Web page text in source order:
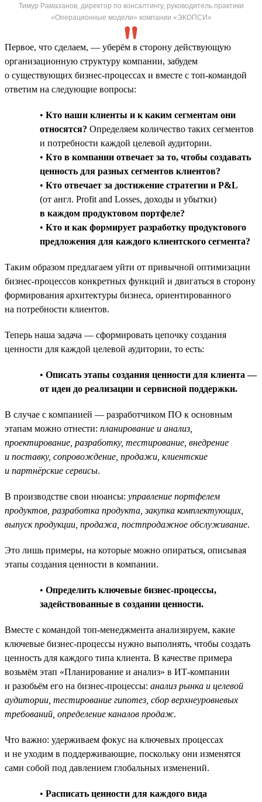
Тимур Рамазанов, директор по консалтингу, руководитель практики
«Операционные модели» компании «ЭКОПСИ»
Первое, что сделаем, — уберём в сторону действующую
организационную структуру компании, забудем
о существующих бизнес-процессах и вместе с топ-командой
ответим на следующие вопросы:
• Кто наши клиенты и к каким сегментам они
относятся? Определяем количество таких сегментов
и потребности каждой целевой аудитории.
• Кто в компании отвечает за то, чтобы создавать
ценность для разных сегментов клиентов?
• Кто отвечает за достижение стратегии и P&L
(от англ. Profit and Losses, доходы и убытки)
в каждом продуктовом портфеле?
• Кто и как формирует разработку продуктового
предложения для каждого клиентского сегмента?
Таким образом предлагаем уйти от привычной оптимизации
бизнес-процессов конкретных функций и двигаться в сторону
формирования архитектуры бизнеса, ориентированного
на потребности клиентов.
Теперь наша задача — сформировать цепочку создания
ценности для каждой целевой аудитории, то есть:
• Описать этапы создания ценности для клиента —
от идеи до реализации и сервисной поддержки.
В случае с компанией — разработчиком ПО к основным
этапам можно отнести: планирование и анализ,
проектирование, разработку, тестирование, внедрение
и поставку, сопровождение, продажи, клиентские
и партнёрские сервисы.
В производстве свои нюансы: управление портфелем
продуктов, разработка продукта, закупка комплектующих,
выпуск продукции, продажа, постпродажное обслуживание.
Это лишь примеры, на которые можно опираться, описывая
этапы создания ценности в компании.
• Определить ключевые бизнес-процессы,
задействованные в создании ценности.
Вместе с командой топ-менеджмента анализируем, какие
ключевые бизнес-процессы нужно выполнять, чтобы создать
ценность для каждого типа клиента. В качестве примера
возьмём этап «Планирование и анализ» в ИТ-компании
и разобьём его на бизнес-процессы: анализ рынка и целевой
аудитории, тестирование гипотез, сбор верхнеуровневых
требований, определение каналов продаж.
Что важно: удерживаем фокус на ключевых процессах
и не уходим в поддерживающие, поскольку они изменятся
сами собой под давлением глобальных изменений.
• Расписать ценности для каждого вида